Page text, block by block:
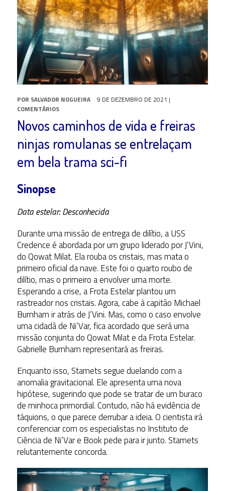
POR SALVADOR NOGUEIRA 9 DE DEZEMBRO DE 2021 |
COMENTÁRIOS
Novos caminhos de vida e freiras
ninjas romulanas se entrelaçam
em bela trama sci-fi
Sinopse
Data estelar: Desconhecida
Durante uma missão de entrega de dilítio, a USS
Credence é abordada por um grupo liderado por J’Vini,
do Qowat Milat. Ela rouba os cristais, mas mata o
primeiro oficial da nave. Este foi o quarto roubo de
dilítio, mas o primeiro a envolver uma morte.
Esperando a crise, a Frota Estelar plantou um
rastreador nos cristais. Agora, cabe à capitão Michael
Burnham ir atrás de J’Vini. Mas, como o caso envolve
uma cidadã de Ni’Var, fica acordado que será uma
missão conjunta do Qowat Milat e da Frota Estelar.
Gabrielle Burnham representará as freiras.
Enquanto isso, Stamets segue duelando com a
anomalia gravitacional. Ele apresenta uma nova
hipótese, sugerindo que pode se tratar de um buraco
de minhoca primordial. Contudo, não há evidência de
táquions, o que parece derrubar a ideia. O cientista irá
conferenciar com os especialistas no Instituto de
Ciência de Ni’Var e Book pede para ir junto. Stamets
relutantemente concorda.